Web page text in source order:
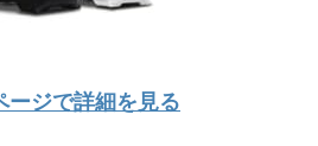
ージで詳細を見る